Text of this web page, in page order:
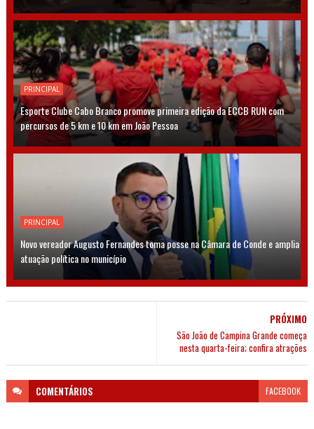
PRINCIPAL
Esporte Clube Cabo Branco promove primeira edição da ECCB RUN com
percursos de 5 km e 10 km em João Pessoa
PRINCIPAL
Novo vereador Augusto Fernandes toma posse na Câmara de Conde e amplia
atuação política no município
PRÓXIMO
São João de Campina Grande começa
nesta quarta-feira; confira atrações
COMENTÁRIOS FACEBOOK